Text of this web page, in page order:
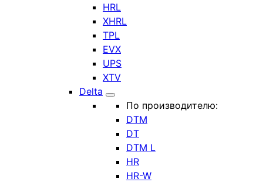
HRL
XHRL
TPL
EVX
UPS
XTV
Delta
По производителю:
DTM
DT
DTM L
HR
HR-W